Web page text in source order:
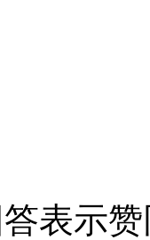
表示